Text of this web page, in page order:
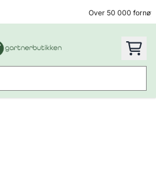
Over 50 000